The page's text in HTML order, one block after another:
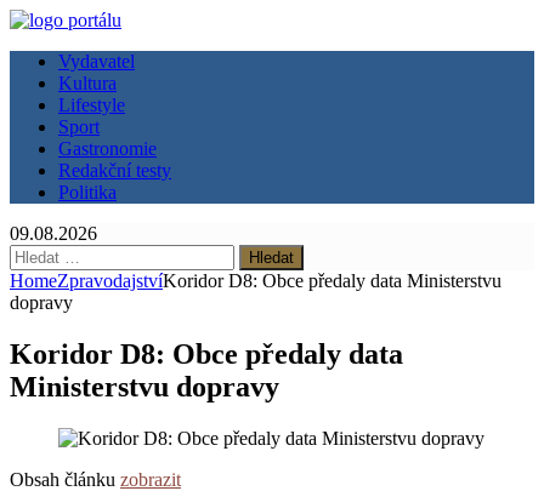
Vydavatel
Kultura
Lifestyle
Sport
Gastronomie
Redakční testy
Politika
09.08.2026
Vyhledávání
HomeZpravodajstvíKoridor D8: Obce předaly data Ministerstvu
dopravy
Koridor D8: Obce předaly data
Ministerstvu dopravy
Obsah článku zobrazit